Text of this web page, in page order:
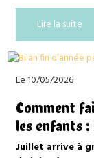
concrètes,
les fortes
Lire la suite
Le 10/05/2026
Comment
les enfants
enrichissant
Juillet arrive à